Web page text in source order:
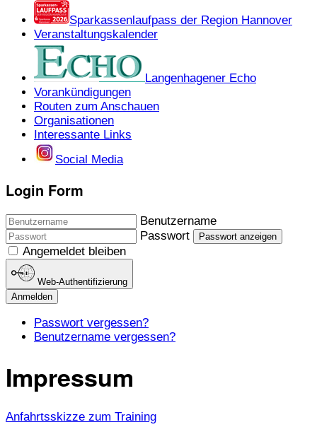
Sparkassenlaufpass der Region Hannover
Veranstaltungskalender
Langenhagener Echo
Vorankündigungen
Routen zum Anschauen
Organisationen
Interessante Links
Social Media
Login Form
Benutzername
Passwort
Passwort anzeigen
Angemeldet bleiben
Web-Authentifizierung
Anmelden
Passwort vergessen?
Benutzername vergessen?
Impressum
Anfahrtsskizze zum Training